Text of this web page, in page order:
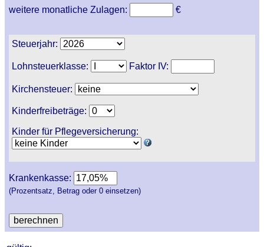
weitere monatliche Zulagen: €
Steuerjahr:
Lohnsteuerklasse: Faktor IV:
Kirchensteuer:
Kinderfreibeträge:
Kinder für Pflegeversicherung:
Krankenkasse:
(Prozentsatz, Betrag oder 0 einsetzen)